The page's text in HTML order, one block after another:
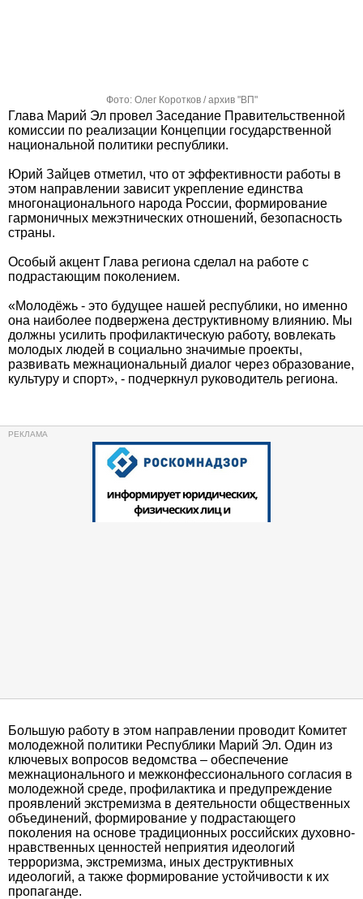
Фото: Олег Коротков / архив "ВП"
Глава Марий Эл провел Заседание Правительственной
комиссии по реализации Концепции государственной
национальной политики республики.
Юрий Зайцев отметил, что от эффективности работы в
этом направлении зависит укрепление единства
многонационального народа России, формирование
гармоничных межэтнических отношений, безопасность
страны.
Особый акцент Глава региона сделал на работе с
подрастающим поколением.
«Молодёжь - это будущее нашей республики, но именно
она наиболее подвержена деструктивному влиянию. Мы
должны усилить профилактическую работу, вовлекать
молодых людей в социально значимые проекты,
развивать межнациональный диалог через образование,
культуру и спорт», - подчеркнул руководитель региона.
Большую работу в этом направлении проводит Комитет
молодежной политики Республики Марий Эл. Один из
ключевых вопросов ведомства – обеспечение
межнационального и межконфессионального согласия в
молодежной среде, профилактика и предупреждение
проявлений экстремизма в деятельности общественных
объединений, формирование у подрастающего
поколения на основе традиционных российских духовно-
нравственных ценностей неприятия идеологий
терроризма, экстремизма, иных деструктивных
идеологий, а также формирование устойчивости к их
пропаганде.